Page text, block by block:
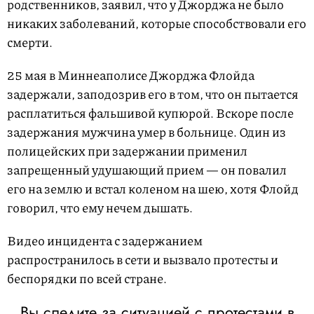
родственников, заявил, что у Джорджа не было
никаких заболеваний, которые способствовали его
смерти.
25 мая в Миннеаполисе Джорджа Флойда
задержали, заподозрив его в том, что он пытается
расплатиться фальшивой купюрой. Вскоре после
задержания мужчина умер в больнице. Один из
полицейских при задержании применил
запрещенный удушающий прием — он повалил
его на землю и встал коленом на шею, хотя Флойд
говорил, что ему нечем дышать.
Видео инцидента с задержанием
распространилось в сети и вызвало протесты и
беспорядки по всей стране.